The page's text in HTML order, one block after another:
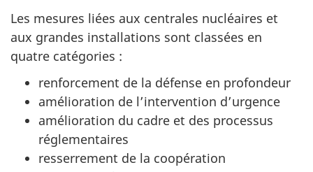
Les mesures liées aux centrales nucléaires et
aux grandes installations sont classées en
quatre catégories :
renforcement de la défense en profondeur
amélioration de l’intervention d’urgence
amélioration du cadre et des processus
réglementaires
resserrement de la coopération